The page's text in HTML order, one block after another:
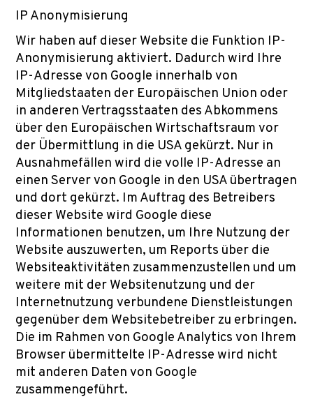
IP Anonymisierung
Wir haben auf dieser Website die Funktion IP-
Anonymisierung aktiviert. Dadurch wird Ihre
IP-Adresse von Google innerhalb von
Mitgliedstaaten der Europäischen Union oder
in anderen Vertragsstaaten des Abkommens
über den Europäischen Wirtschaftsraum vor
der Übermittlung in die USA gekürzt. Nur in
Ausnahmefällen wird die volle IP-Adresse an
einen Server von Google in den USA übertragen
und dort gekürzt. Im Auftrag des Betreibers
dieser Website wird Google diese
Informationen benutzen, um Ihre Nutzung der
Website auszuwerten, um Reports über die
Websiteaktivitäten zusammenzustellen und um
weitere mit der Websitenutzung und der
Internetnutzung verbundene Dienstleistungen
gegenüber dem Websitebetreiber zu erbringen.
Die im Rahmen von Google Analytics von Ihrem
Browser übermittelte IP-Adresse wird nicht
mit anderen Daten von Google
zusammengeführt.